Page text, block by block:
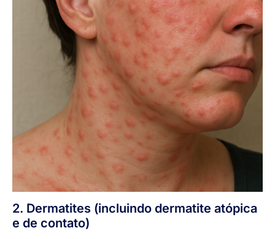
2. Dermatites (incluindo dermatite atópica
e de contato)